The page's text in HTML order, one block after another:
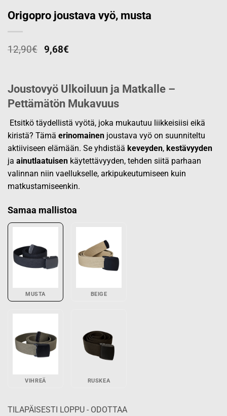
Origopro joustava vyö, musta
12,90€ 9,68€
Joustovyö Ulkoiluun ja Matkalle –
Pettämätön Mukavuus
Etsitkö täydellistä vyötä, joka mukautuu liikkeisiisi eikä
kiristä? Tämä erinomainen joustava vyö on suunniteltu
aktiiviseen elämään. Se yhdistää keveyden, kestävyyden
ja ainutlaatuisen käytettävyyden, tehden siitä parhaan
valinnan niin vaellukselle, arkipukeutumiseen kuin
matkustamiseenkin.
Samaa mallistoa
MUSTA BEIGE
VIHREÄ RUSKEA
TILAPÄISESTI LOPPU - ODOTTAA